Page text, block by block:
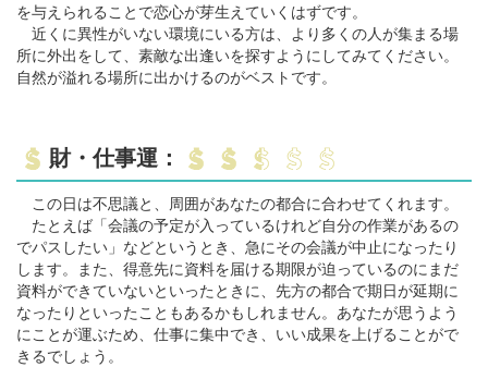
を与えられることで恋心が芽生えていくはずです。
近くに異性がいない環境にいる方は、より多くの人が集まる場
所に外出をして、素敵な出逢いを探すようにしてみてください。
自然が溢れる場所に出かけるのがベストです。
財・仕事運：
この日は不思議と、周囲があなたの都合に合わせてくれます。
たとえば「会議の予定が入っているけれど自分の作業があるの
でパスしたい」などというとき、急にその会議が中止になったり
します。また、得意先に資料を届ける期限が迫っているのにまだ
資料ができていないといったときに、先方の都合で期日が延期に
なったりといったこともあるかもしれません。あなたが思うよう
にことが運ぶため、仕事に集中でき、いい成果を上げることがで
きるでしょう。